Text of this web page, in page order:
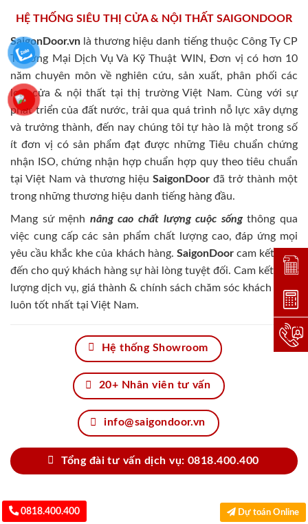
HỆ THỐNG SIÊU THỊ CỬA & NỘI THẤT SAIGONDOOR
SaigonDoor.vn là thương hiệu danh tiếng thuộc Công Ty CP
Thương Mại Dịch Vụ Và Kỹ Thuật WIN, Đơn vị có hơn 10
năm chuyên môn về nghiên cứu, sản xuất, phân phối các
loại cửa & nội thất tại thị trường Việt Nam. Cùng với sự
phát triển của đất nước, trải qua quá trình nỗ lực xây dựng
và trưởng thành, đến nay chúng tôi tự hào là một trong số
ít đơn vị có sản phẩm đạt được những Tiêu chuẩn chứng
nhận ISO, chứng nhận hợp chuẩn hợp quy theo tiêu chuẩn
tại Việt Nam và thương hiệu SaigonDoor đã trở thành một
trong những thương hiệu danh tiếng hàng đầu.
Mang sứ mệnh nâng cao chất lượng cuộc sốngthông qua
việc cung cấp các sản phẩm chất lượng cao, đáp ứng mọi
yêu cầu khắc khe của khách hàng. SaigonDoorcam kết đem
đến cho quý khách hàng sự hài lòng tuyệt đối. Cam kết chất
lượng dịch vụ, giá thành & chính sách chăm sóc khách hàng
luôn tốt nhất tại Việt Nam.
Hệ thống Showroom
20+ Nhân viên tư vấn
info@saigondoor.vn
Tổng đài tư vấn dịch vụ: 0818.400.400
0818.400.400 Dự toán Online
Đặt
Dự